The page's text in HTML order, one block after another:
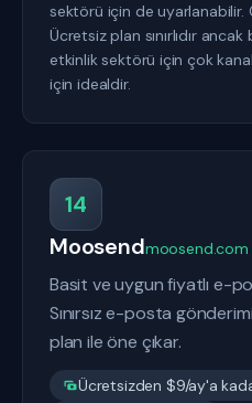
sektörü için de uyarlanabilir.
Ücretsiz plan sınırlıdır
etkinlik sektörü için çok
için idealdir.
14
Moosend
Basit ve uygun fiyatlı e-
Sınırsız e-posta
plan ile öne çıkar.
Ücretsizden $9/ay'a